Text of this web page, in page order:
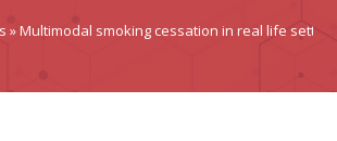
»Multimodal smoking cessation in real life